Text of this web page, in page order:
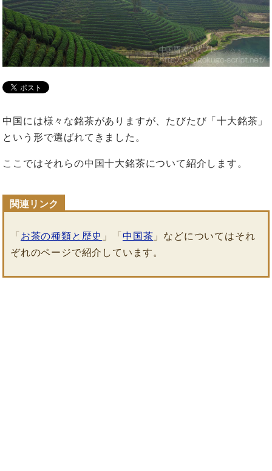
中国には様々な銘茶がありますが、たびたび「十大銘茶」
という形で選ばれてきました。
ここではそれらの中国十大銘茶について紹介します。
「 お茶の種類と歴史 」「 中国茶 」などについてはそれ
ぞれのページで紹介しています。